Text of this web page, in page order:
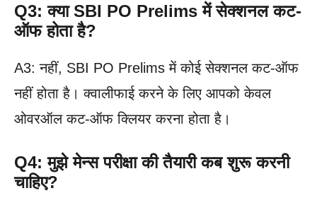
Q3: क्या SBI PO Prelims में सेक्शनल कट-
ऑफ होता है?
A3: नहीं, SBI PO Prelims में कोई सेक्शनल कट-ऑफ
नहीं होता है। क्वालीफाई करने के लिए आपको केवल
ओवरऑल कट-ऑफ क्लियर करना होता है।
Q4: मुझे मेन्स परीक्षा की तैयारी कब शुरू करनी
चाहिए?